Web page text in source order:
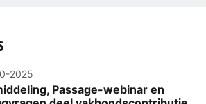
2025
Passage-webinar en